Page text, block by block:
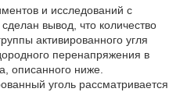
и исследований с
вывод, что количество
активированного угля
перенапряжения в
описанного ниже.
уголь рассматривается